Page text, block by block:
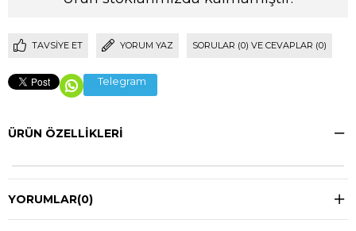
TAVSIYE ET YORUM YAZ SORULAR (0) VE CEVAPLAR (0)
Telegram
ÜRÜN ÖZELLIKLERI
YORUMLAR(0)